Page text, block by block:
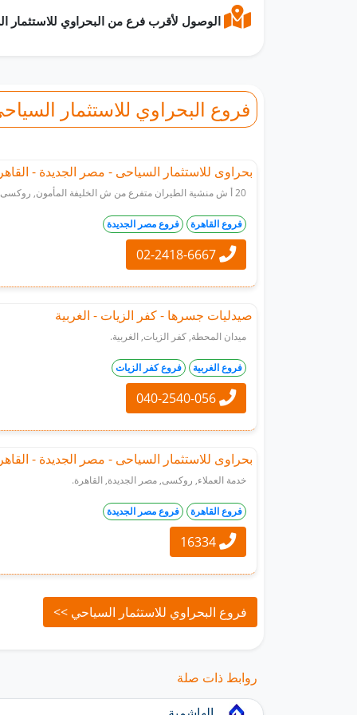
فروع البحراوي للاستثمار
بحراوى للاستثمار السياحى - مصر الجديدة -
20 أ ش منشية الطيران متفرع من ش الخليفة المأمون, روكسى, مصر الجديدة, القاهرة.
فروع القاهرة فروع مصر الجديدة
صيدليات جسرها - كفر الزيات - الغربية
ميدان المحطة, كفر الزيات, الغربية.
فروع الغربية فروع كفر الزيات
بحراوى للاستثمار السياحى - مصر الجديدة -
خدمة العملاء, روكسى, مصر الجديدة, القاهرة.
فروع القاهرة فروع مصر الجديدة
فروع البحراوي للاستثمار السياحي >>
روابط ذات صلة